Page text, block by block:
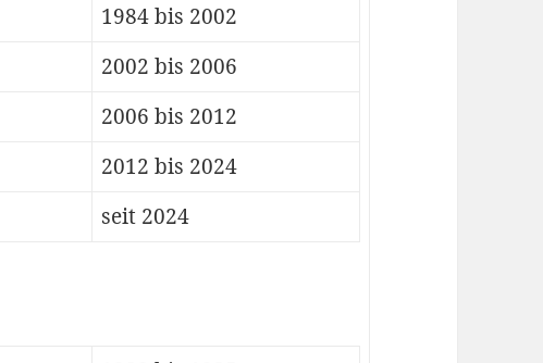
1984 bis 2002
2002 bis 2006
2006 bis 2012
2012 bis 2024
seit 2024